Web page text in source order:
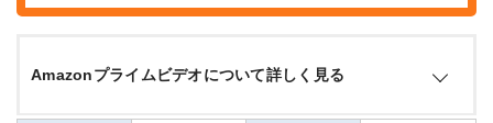
Amazonプライムビデオについて詳しく見る